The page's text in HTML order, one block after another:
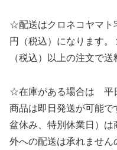
☆配送はクロネコヤマト
円（税込）になります
（税込）以上の注文で
☆在庫がある場合は 平
商品は即日発送が可能
盆休み、特別休業日）
外への配送は承れません